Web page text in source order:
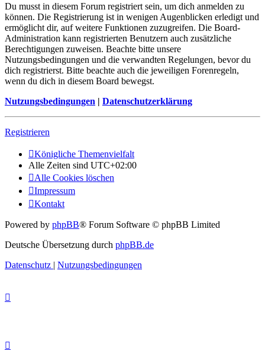
Du musst in diesem Forum registriert sein, um dich anmelden zu
können. Die Registrierung ist in wenigen Augenblicken erledigt und
ermöglicht dir, auf weitere Funktionen zuzugreifen. Die Board-
Administration kann registrierten Benutzern auch zusätzliche
Berechtigungen zuweisen. Beachte bitte unsere
Nutzungsbedingungen und die verwandten Regelungen, bevor du
dich registrierst. Bitte beachte auch die jeweiligen Forenregeln,
wenn du dich in diesem Board bewegst.
Nutzungsbedingungen | Datenschutzerklärung
Registrieren
Königliche Themenvielfalt
Alle Zeiten sind UTC+02:00
Alle Cookies löschen
Impressum
Kontakt
Powered by phpBB® Forum Software © phpBB Limited
Deutsche Übersetzung durch phpBB.de
Datenschutz | Nutzungsbedingungen